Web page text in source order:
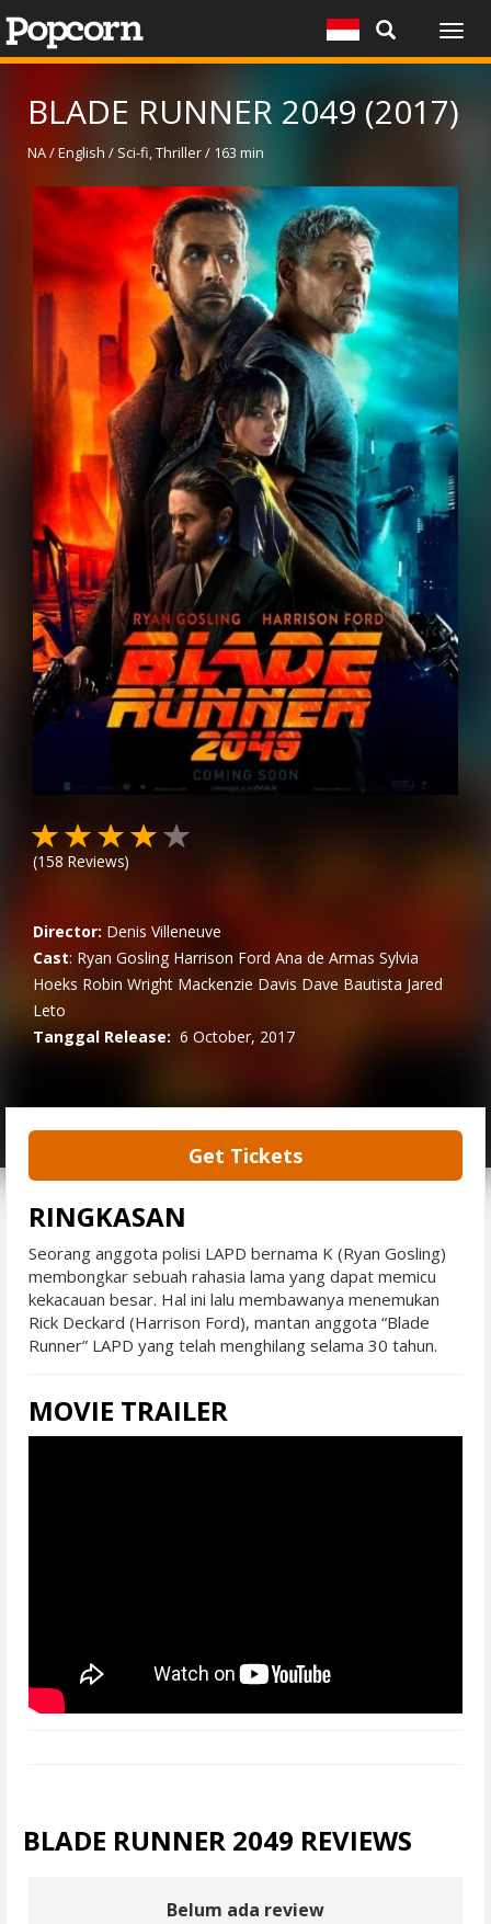
BLADE RUNNER 2049 (2017)
NA / English / Sci-fi, Thriller / 163 min
(158 Reviews)
Director: Denis Villeneuve
Cast: Ryan Gosling Harrison Ford Ana de Armas Sylvia
Hoeks Robin Wright Mackenzie Davis Dave Bautista Jared
Leto
Tanggal Release: 6 October, 2017
Get Tickets
RINGKASAN
Seorang anggota polisi LAPD bernama K (Ryan Gosling)
membongkar sebuah rahasia lama yang dapat memicu
kekacauan besar. Hal ini lalu membawanya menemukan
Rick Deckard (Harrison Ford), mantan anggota “Blade
Runner” LAPD yang telah menghilang selama 30 tahun.
MOVIE TRAILER
BLADE RUNNER 2049 REVIEWS
Belum ada review